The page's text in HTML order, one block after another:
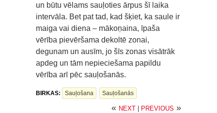
un būtu vēlams sauļoties ārpus šī laika
intervāla. Bet pat tad, kad šķiet, ka saule ir
maiga vai diena – mākoņaina, īpaša
vērība pievēršama dekoltē zonai,
degunam un ausīm, jo šīs zonas visātrāk
apdeg un tām nepieciešama papildu
vērība arī pēc sauļošanās.
BIRKAS: Sauļošana Sauļošanās
« NEXT PREVIOUS »